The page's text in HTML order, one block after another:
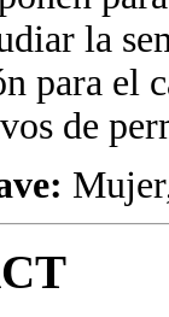
la
para el
de